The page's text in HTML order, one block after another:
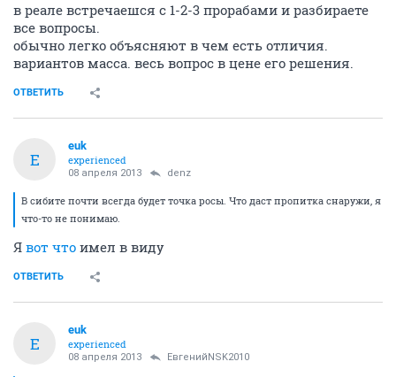
в реале встречаешся с 1-2-3 прорабами и разбираете
все вопросы.
обычно легко объясняют в чем есть отличия.
вариантов масса. весь вопрос в цене его решения.
ОТВЕТИТЬ
E
euk
experienced
08 апреля 2013 denz
В сибите почти всегда будет точка росы. Что даст пропитка снаружи, я
что-то не понимаю.
Я вот что имел в виду
ОТВЕТИТЬ
E
euk
experienced
08 апреля 2013 ЕвгенийNSK2010